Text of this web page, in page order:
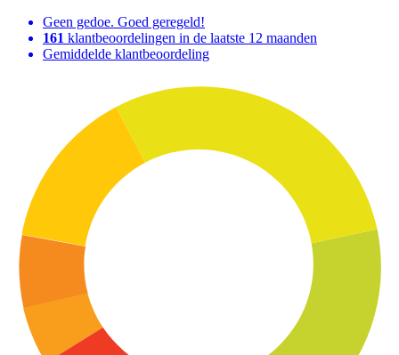
Geen gedoe. Goed geregeld!
161 klantbeoordelingen in de laatste 12 maanden
Gemiddelde klantbeoordeling